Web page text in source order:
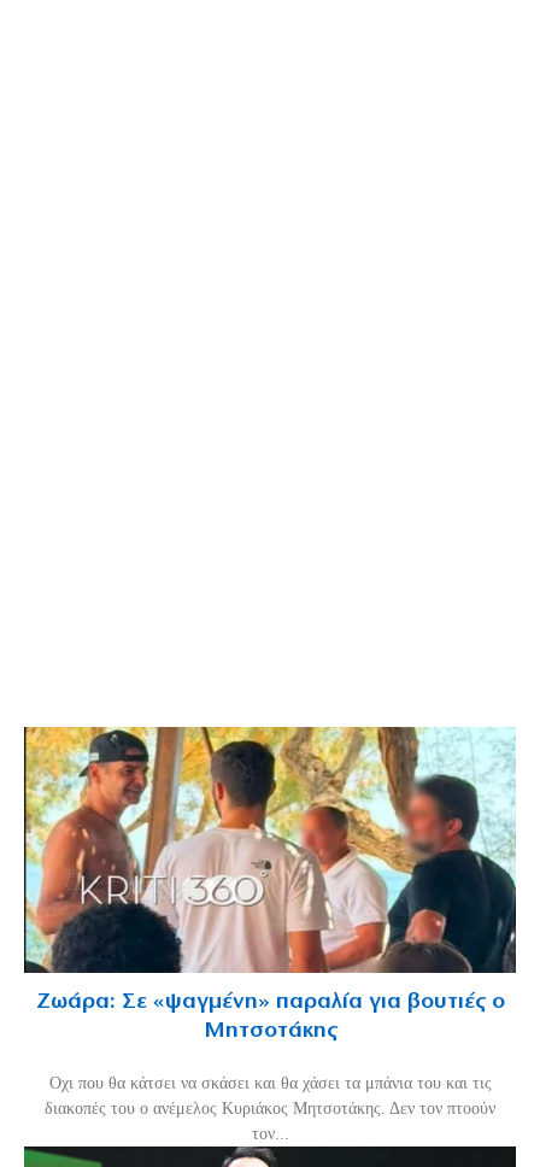
Ζωάρα: Σε «ψαγμένη» παραλία για βουτιές ο
Μητσοτάκης
Οχι που θα κάτσει να σκάσει και θα χάσει τα μπάνια του και τις
διακοπές του ο ανέμελος Κυριάκος Μητσοτάκης. Δεν τον πτοούν
τον...